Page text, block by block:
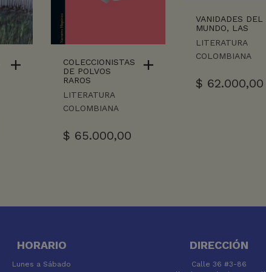
COLECCIONISTAS
DE POLVOS
RAROS
LITERATURA
COLOMBIANA
$ 65.000,00
VANIDADES DEL
MUNDO, LAS
LITERATURA
COLOMBIANA
$ 62.000,00
HORARIO
Lunes a Sábado
DIRECCIÓN
Calle 36 #3-86